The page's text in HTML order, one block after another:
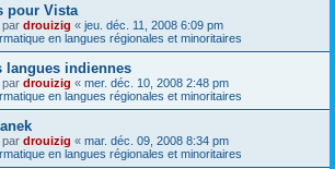
pour Vista
par drouizig « jeu. déc. 11, 2008 6:09 pm
en langues régionales et minoritaires
langues indiennes
par drouizig « mer. déc. 10, 2008 2:48 pm
en langues régionales et minoritaires
par drouizig « mar. déc. 09, 2008 8:34 pm
en langues régionales et minoritaires